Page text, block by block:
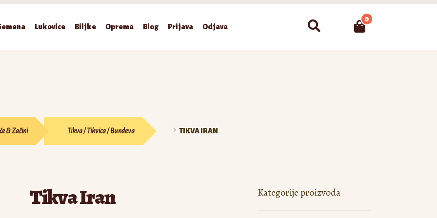
Lukovice Biljke Oprema Blog Prijava
Odjava
Pretraži 0
& Začini Tikva / Tikvica / Bundeva TIKVA IRAN
Tikva Iran Kategorije proizvoda